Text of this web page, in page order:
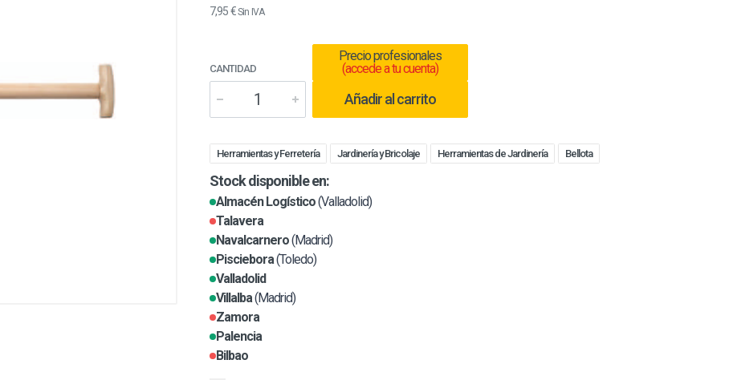
7,95 €Sin IVA
CANTIDAD
Precio profesionales
(accede a tu cuenta)
Añadir al carrito
Herramientas y Ferretería Jardinería y Bricolaje Herramientas de Jardinería Bellota
Stock disponible en:
Almacén Logístico(Valladolid)
Talavera
Navalcarnero(Madrid)
Pisciebora(Toledo)
Valladolid
Villalba(Madrid)
Zamora
Palencia
Bilbao